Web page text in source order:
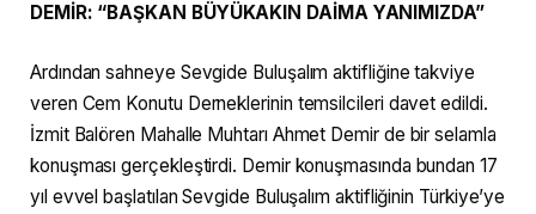
DEMİR: “BAŞKAN BÜYÜKAKIN DAİMA YANIMIZDA”
Ardından sahneye Sevgide Buluşalım aktifliğine takviye
veren Cem Konutu Derneklerinin temsilcileri davet edildi.
İzmit Balören Mahalle Muhtarı Ahmet Demir de bir selamla
konuşması gerçekleştirdi. Demir konuşmasında bundan 17
yıl evvel başlatılan Sevgide Buluşalım aktifliğinin Türkiye’ye